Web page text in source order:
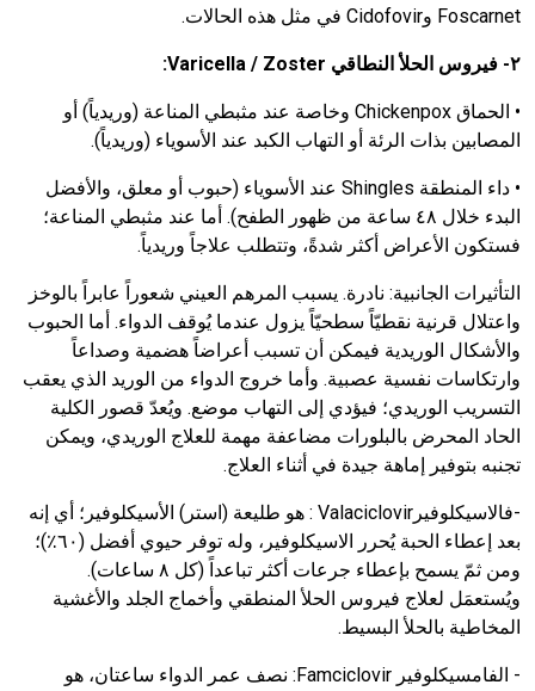
Foscarnet وCidofovir في مثل هذه الحالات.
٢- فيروس الحلأ النطاقي Varicella / Zoster
:
• الحماق Chickenpox وخاصة عند مثبطي المناعة (وريدياً) أو
المصابين بذات الرئة أو التهاب الكبد عند الأسوياء (وريدياً).
• داء المنطقة Shingles عند الأسوياء (حبوب أو معلق، والأفضل
البدء خلال ٤٨ ساعة من ظهور الطفح). أما عند مثبطي المناعة؛
فستكون الأعراض أكثر شدةً، وتتطلب علاجاً وريدياً.
التأثيرات الجانبية: نادرة. يسبب المرهم العيني شعوراً عابراً بالوخز
واعتلال قرنية نقطيّاً سطحيّاً يزول عندما يُوقف الدواء. أما الحبوب
والأشكال الوريدية فيمكن أن تسبب أعراضاً هضمية وصداعاً
وارتكاسات نفسية عصبية. وأما خروج الدواء من الوريد الذي يعقب
التسريب الوريدي؛ فيؤدي إلى التهاب موضع. ويُعدّ قصور الكلية
الحاد المحرض بالبلورات مضاعفة مهمة للعلاج الوريدي، ويمكن
تجنبه بتوفير إماهة جيدة في أثناء العلاج.
-فالاسيكلوفير Valaciclovir : هو طليعة (استر) الأسيكلوفير؛ أي إنه
بعد إعطاء الحبة يُحرر الاسيكلوفير، وله توفر حيوي أفضل (٦٠٪)؛
ومن ثمّ يسمح بإعطاء جرعات أكثر تباعداً (كل ٨ ساعات).
ويُستعمَل لعلاج فيروس الحلأ المنطقي وأخماج الجلد والأغشية
المخاطية بالحلأ البسيط.
- الفامسيكلوفير Famciclovir
: نصف عمر الدواء ساعتان، هو